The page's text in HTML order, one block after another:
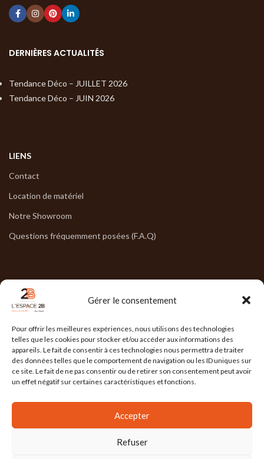
Gérer le consentement
Pour offrir les meilleures expériences, nous utilisons des technologies
telles que les cookies pour stocker et/ou accéder aux informations des
appareils. Le fait de consentir à ces technologies nous permettra de traiter
des données telles que le comportement de navigation ou les ID uniques sur
ce site. Le fait de ne pas consentir ou de retirer son consentement peut avoir
un effet négatif sur certaines caractéristiques et fonctions.
Accepter
Refuser
DERNIÈRES ACTUALITÉS
Tendance Déco – JUILLET 2026
Tendance Déco – JUIN 2026
LIENS
Contact
Location de matériel
Notre Showroom
Questions fréquemment posées (F.A.Q)
NOS HORAIRES
Lun : 7h30/17h30
Mar : 7h30/17h30
Mer : 7h30/17h30
Jeu : 7h30/17h30
l'Agence Ailleurs